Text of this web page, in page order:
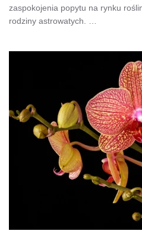
zaspokojenia popytu na rynku
rodziny astrowatych. …